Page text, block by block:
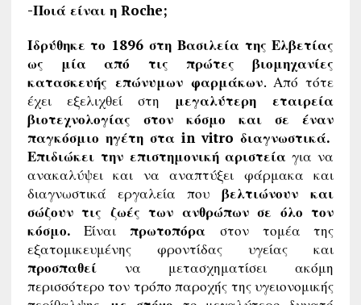
-Ποιά είναι η Roche;
Ιδρύθηκε το 1896 στη Βασιλεία της Ελβετίας
ως μία από τις πρώτες βιομηχανίες
κατασκευής επώνυμων φαρμάκων. Από τότε
έχει εξελιχθεί στη μεγαλύτερη εταιρεία
βιοτεχνολογίας στον κόσμο και σε έναν
παγκόσμιο ηγέτη στα in vitro διαγνωστικά.
Επιδιώκει την επιστημονική αριστεία για να
ανακαλύψει και να αναπτύξει φάρμακα και
διαγνωστικά εργαλεία που βελτιώνουν και
σώζουν τις ζωές των ανθρώπων σε όλο τον
κόσμο. Είναιπρωτοπόρα στον τομέα της
εξατομικευμένης φροντίδας υγείας και
προσπαθείνα μετασχηματίσει ακόμη
περισσότερο τον τρόπο παροχής της υγειονομικής